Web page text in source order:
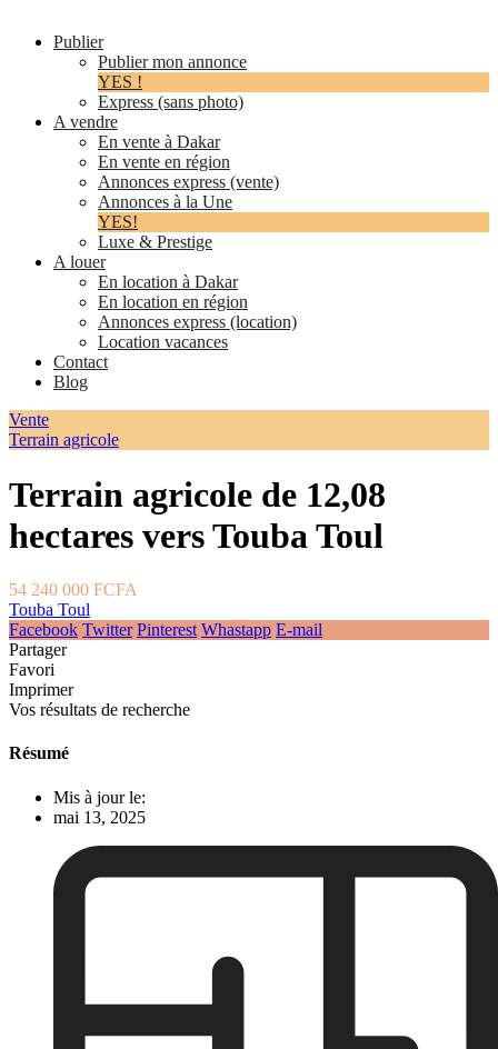
Publier
Publier mon annonce
YES !
Express (sans photo)
A vendre
En vente à Dakar
En vente en région
Annonces express (vente)
Annonces à la Une
YES!
Luxe & Prestige
A louer
En location à Dakar
En location en région
Annonces express (location)
Location vacances
Contact
Blog
Vente
Terrain agricole
Terrain agricole de 12,08
hectares vers Touba Toul
54 240 000 FCFA
Touba Toul
Facebook Twitter Pinterest Whastapp E-mail
Partager
Favori
Imprimer
Vos résultats de recherche
Résumé
Mis à jour le:
mai 13, 2025